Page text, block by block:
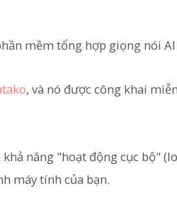
mềm tổng hợp giọng nói
, và nó được công khai
năng "hoạt động cục bộ"
máy tính của bạn.